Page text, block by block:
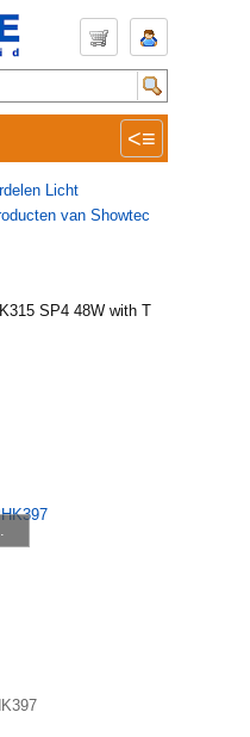
<≡
Licht
SP4 48W with T